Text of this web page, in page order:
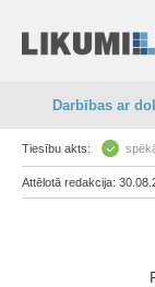
Darbības ar
Tiesību akts:
Attēlotā redakcija: